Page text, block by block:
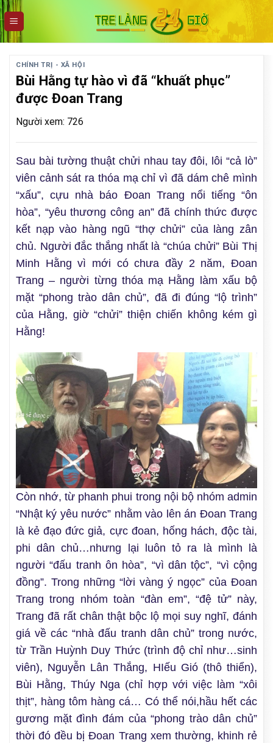
Skip
to
content
CHÍNH TRỊ - XÃ HỘI
Bùi Hằng tự hào vì đã “khuất phục”
được Đoan Trang
Người xem: 726
Sau bài tường thuật chửi nhau tay đôi, lôi “cả lò”
viên cảnh sát ra thóa mạ chỉ vì đã dám chê mình
“xấu”, cựu nhà báo Đoan Trang nổi tiếng “ôn
hòa”, “yêu thương công an” đã chính thức được
kết nạp vào hàng ngũ “thợ chửi” của làng zân
chủ. Người đắc thắng nhất là “chúa chửi” Bùi Thị
Minh Hằng vì mới có chưa đầy 2 năm, Đoan
Trang – người từng thóa mạ Hằng làm xấu bộ
mặt “phong trào dân chủ”, đã đi đúng “lộ trình”
của Hằng, giờ “chửi” thiện chiến không kém gì
Hằng!
Còn nhớ, từ phanh phui trong nội bộ nhóm admin
“Nhật ký yêu nước” nhằm vào lên án Đoan Trang
là kẻ đạo đức giả, cực đoan, hống hách, độc tài,
phi dân chủ…nhưng lại luôn tỏ ra là mình là
người “đấu tranh ôn hòa”, “vì dân tộc”, “vì cộng
đồng”. Trong những “lời vàng ý ngọc” của Đoan
Trang trong nhóm toàn “đàn em”, “đệ tử” này,
Trang đã rất chân thật bộc lộ mọi suy nghĩ, đánh
giá về các “nhà đấu tranh dân chủ” trong nước,
từ Trần Huỳnh Duy Thức (trình độ chỉ như…sinh
viên), Nguyễn Lân Thắng, HIếu Gió (thô thiển),
Bùi Hằng, Thúy Nga (chỉ hợp với việc làm “xôi
thịt”, hàng tôm hàng cá… Có thể nói,hầu hết các
gương mặt đình đám của “phong trào dân chủ”
thời đó đều bị Đoan Trang xem thường, khinh rẻ